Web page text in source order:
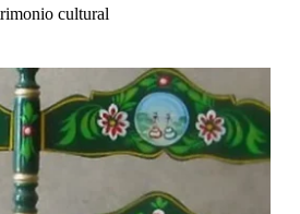
cultural